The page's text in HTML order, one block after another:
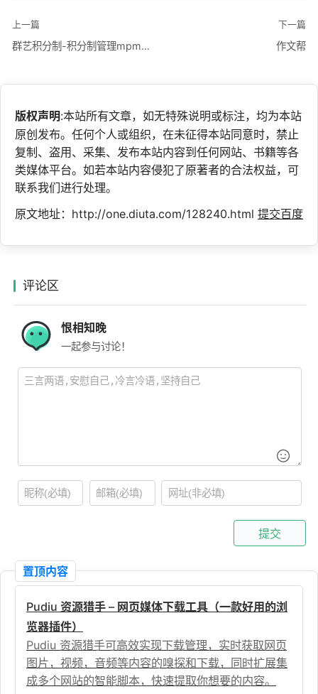
上一篇
群艺积分制-积分制管理mpm系统
下一篇
作文帮
版权声明:本站所有文章，如无特殊说明或标注，均为本站
原创发布。任何个人或组织，在未征得本站同意时，禁止
复制、盗用、采集、发布本站内容到任何网站、书籍等各
类媒体平台。如若本站内容侵犯了原著者的合法权益，可
联系我们进行处理。
原文地址：http://one.diuta.com/128240.html 提交百度
评论区
恨相知晚
一起参与讨论！
提交
置顶内容
Pudiu 资源猎手 – 网页媒体下载工具（一款好用的浏
览器插件）
Pudiu 资源猎手可高效实现下载管理，实时获取网页
图片，视频，音频等内容的嗅探和下载，同时扩展集
成多个网站的智能脚本，快速提取你想要的内容。